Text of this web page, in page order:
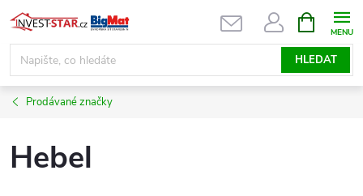
Přejít
na
obsah
HLEDAT
NÁKUPNÍ
KOŠÍK
Prodávané značky
Hebel